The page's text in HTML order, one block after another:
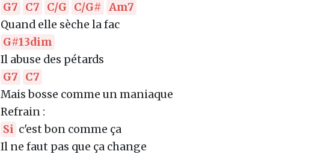
G7
C7 C/G C/G# Am7
Quand elle sèche la fac
G#13dim
Il abuse des pétards
G7
C7
Mais bosse comme un maniaque
Refrain :
Si c'est bon comme ça
Il ne faut pas que ça change